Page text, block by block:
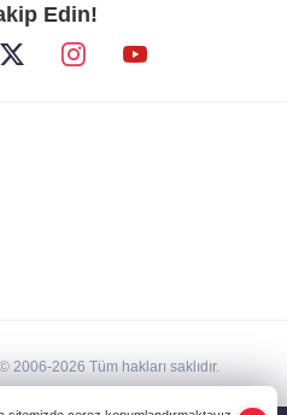
Balıkesir'e "Bayrak
Mitingi çağrısında bulundu!
Edin!
2006-2026 Tüm hakları saklıdır.